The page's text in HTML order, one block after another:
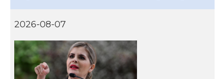
2026-08-07